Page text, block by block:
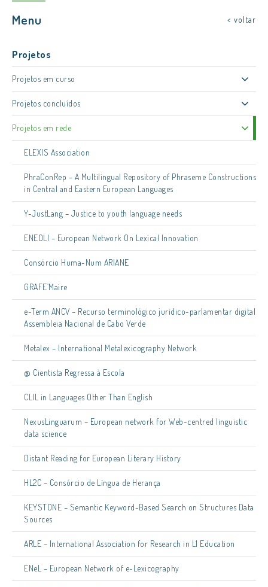
Menu < voltar
Projetos
Projetos em curso
Projetos concluídos
Projetos em rede
ELEXIS Association
PhraConRep – A Multilingual Repository of Phraseme Constructions
in Central and Eastern European Languages
Y-JustLang – Justice to youth language needs
ENEOLI – European Network On Lexical Innovation
Consórcio Huma-Num ARIANE
GRAFE’Maire
e-Term ANCV – Recurso terminológico jurídico-parlamentar digital
Assembleia Nacional de Cabo Verde
Metalex – International Metalexicography Network
@ Cientista Regressa à Escola
CLIL in Languages Other Than English
NexusLinguarum – European network for Web-centred linguistic
data science
Distant Reading for European Literary History
HL2C – Consórcio de Língua de Herança
KEYSTONE – Semantic Keyword-Based Search on Structures Data
Sources
ARLE – International Association for Research in L1 Education
ENeL – European Network of e-Lexicography